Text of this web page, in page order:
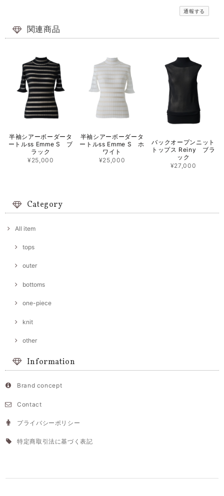
通報する
関連商品
半袖シアーボーダータ
ートルss Emme S ブ
ラック
¥25,000
半袖シアーボーダータ
ートルss Emme S ホ
ワイト
¥25,000
バックオープンニット
トップス Reiny ブラ
ック
¥27,000
Category
All item
tops
outer
bottoms
one-piece
knit
other
Information
Brand concept
Contact
プライバシーポリシー
特定商取引法に基づく表記